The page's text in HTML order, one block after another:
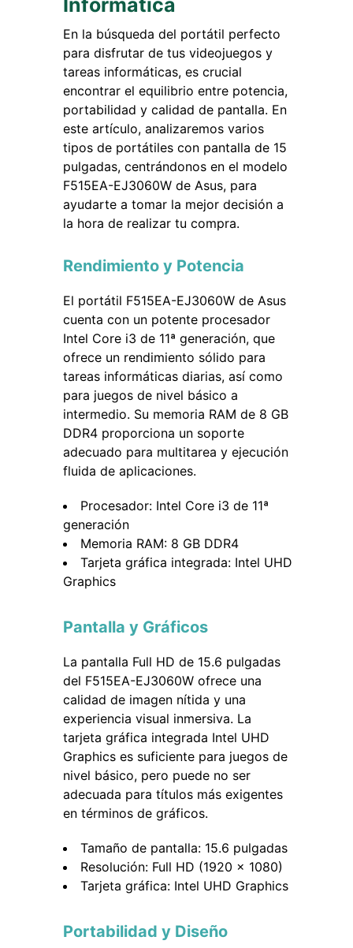
Informática
En la búsqueda del portátil perfecto
para disfrutar de tus videojuegos y
tareas informáticas, es crucial
encontrar el equilibrio entre potencia,
portabilidad y calidad de pantalla. En
este artículo, analizaremos varios
tipos de portátiles con pantalla de 15
pulgadas, centrándonos en el modelo
F515EA-EJ3060W de Asus, para
ayudarte a tomar la mejor decisión a
la hora de realizar tu compra.
Rendimiento y Potencia
El portátil F515EA-EJ3060W de Asus
cuenta con un potente procesador
Intel Core i3 de 11ª generación, que
ofrece un rendimiento sólido para
tareas informáticas diarias, así como
para juegos de nivel básico a
intermedio. Su memoria RAM de 8 GB
DDR4 proporciona un soporte
adecuado para multitarea y ejecución
fluida de aplicaciones.
Procesador: Intel Core i3 de 11ª
generación
Memoria RAM: 8 GB DDR4
Tarjeta gráfica integrada: Intel UHD
Graphics
Pantalla y Gráficos
La pantalla Full HD de 15.6 pulgadas
del F515EA-EJ3060W ofrece una
calidad de imagen nítida y una
experiencia visual inmersiva. La
tarjeta gráfica integrada Intel UHD
Graphics es suficiente para juegos de
nivel básico, pero puede no ser
adecuada para títulos más exigentes
en términos de gráficos.
Tamaño de pantalla: 15.6 pulgadas
Resolución: Full HD (1920 x 1080)
Tarjeta gráfica: Intel UHD Graphics
Portabilidad y Diseño